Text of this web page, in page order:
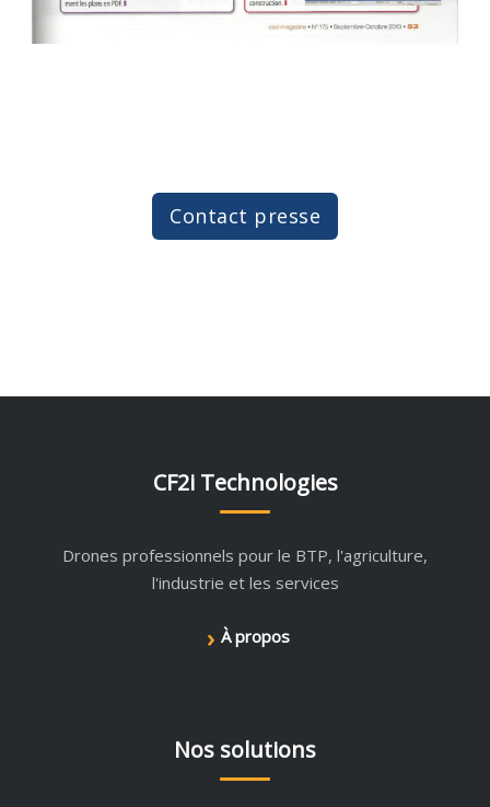
Contact presse
CF2i Technologies
Drones professionnels pour le BTP, l'agriculture,
l'industrie et les services
› À propos
Nos solutions